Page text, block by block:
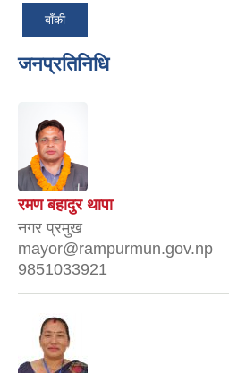
बाँकी
जनप्रतिनिधि
रमण बहादुर थापा
नगर प्रमुख
mayor@rampurmun.gov.np
9851033921